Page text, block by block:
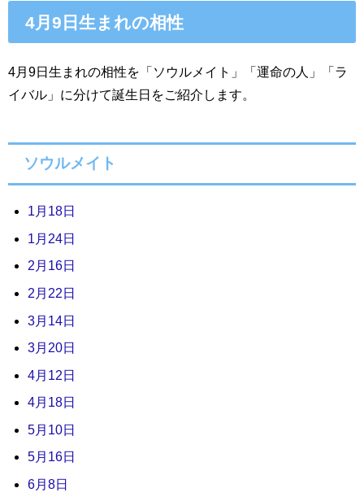
4月9日生まれの相性
4月9日生まれの相性を「ソウルメイト」「運命の人」「ラ
イバル」に分けて誕生日をご紹介します。
ソウルメイト
1月18日
1月24日
2月16日
2月22日
3月14日
3月20日
4月12日
4月18日
5月10日
5月16日
6月8日